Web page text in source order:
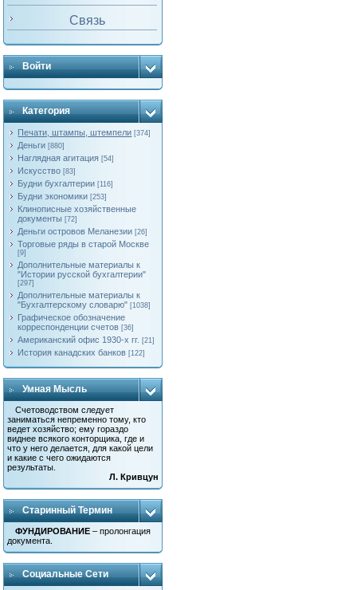
Связь
Войти
Категория
Печати, штампы, штемпели [374]
Деньги [880]
Наглядная агитация [54]
Искусство [83]
Будни бухгалтерии [116]
Будни экономики [253]
Клинописные хозяйственные
документы [72]
Деньги островов Меланезии [26]
Торговые ряды в старой Москве
[9]
Дополнительные материалы к
"Истории русской бухгалтерии"
[297]
Дополнительные материалы к
"Бухгалтерскому словарю" [1038]
Графическое обозначение
корреспонденции счетов [36]
Американский офис 1930-х гг. [21]
История канадских банков [122]
Умная Мысль
Счетоводством следует
заниматься непременно тому, кто
ведет хозяйство; ему гораздо
виднее всякого конторщика, где и
что у него делается, для какой цели
и какие с чего ожидаются
результаты.
Л. Кривцун
Старинный Термин
ФУНДИРОВАНИЕ – пролонгация
документа.
Социальные Сети